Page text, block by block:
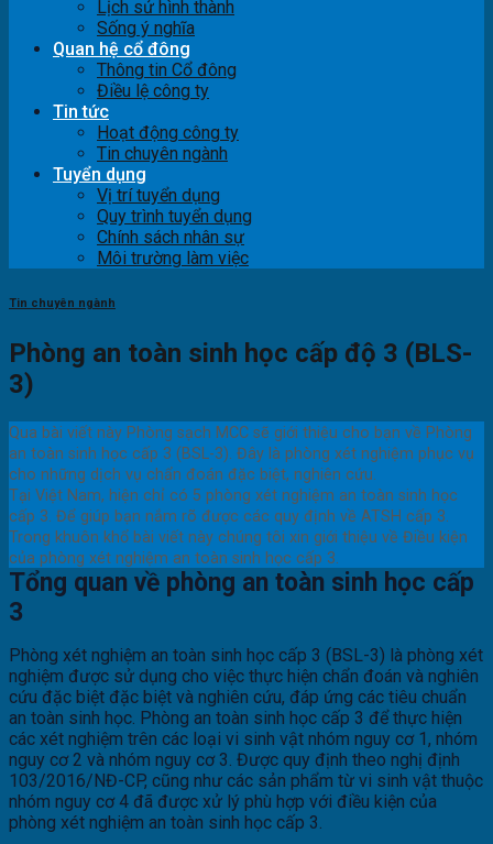
Lịch sử hình thành
Sống ý nghĩa
Quan hệ cổ đông
Thông tin Cổ đông
Điều lệ công ty
Tin tức
Hoạt động công ty
Tin chuyên ngành
Tuyển dụng
Vị trí tuyển dụng
Quy trình tuyển dụng
Chính sách nhân sự
Môi trường làm việc
Tin chuyên ngành
Phòng an toàn sinh học cấp độ 3 (BLS-
3)
Qua bài viết này Phòng sạch MCC sẽ giới thiệu cho bạn về Phòng
an toàn sinh học cấp 3 (BSL-3). Đây là phòng xét nghiệm phục vụ
cho những dịch vụ chẩn đoán đặc biệt, nghiên cứu.
Tại Việt Nam, hiện chỉ có 5 phòng xét nghiệm an toàn sinh học
cấp 3. Để giúp bạn nắm rõ được các quy định về ATSH cấp 3.
Trong khuôn khổ bài viết này chúng tôi xin giới thiệu về Điều kiện
của phòng xét nghiệm an toàn sinh học cấp 3.
Tổng quan về phòng an toàn sinh học cấp
3
Phòng xét nghiệm an toàn sinh học cấp 3 (BSL-3) là phòng xét
nghiệm được sử dụng cho việc thực hiện chẩn đoán và nghiên
cứu đặc biệt đặc biệt và nghiên cứu, đáp ứng các tiêu chuẩn
an toàn sinh học. Phòng an toàn sinh học cấp 3 để thực hiện
các xét nghiệm trên các loại vi sinh vật nhóm nguy cơ 1, nhóm
nguy cơ 2 và nhóm nguy cơ 3. Được quy định theo nghị định
103/2016/NĐ-CP, cũng như các sản phẩm từ vi sinh vật thuộc
nhóm nguy cơ 4 đã được xử lý phù hợp với điều kiện của
phòng xét nghiệm an toàn sinh học cấp 3.